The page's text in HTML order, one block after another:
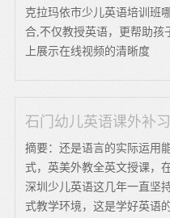
克拉玛依市少儿英语培训班
合,不仅教授英语，更帮助孩
上展示在线视频的清晰度
石门幼儿英语课外补
摘要：还是语言的实际运用
式，英美外教全英文授课，
深圳少儿英语这几年一直坚
式教学环境，这是学好英语